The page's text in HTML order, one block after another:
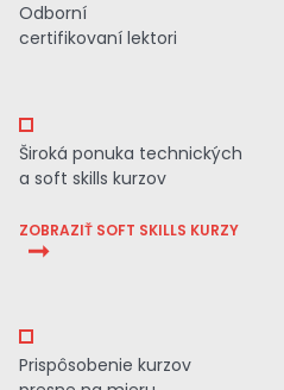
Odborní
certifikovaní lektori
Široká ponuka technických
a soft skills kurzov
ZOBRAZIŤ SOFT SKILLS KURZY
Prispôsobenie kurzov